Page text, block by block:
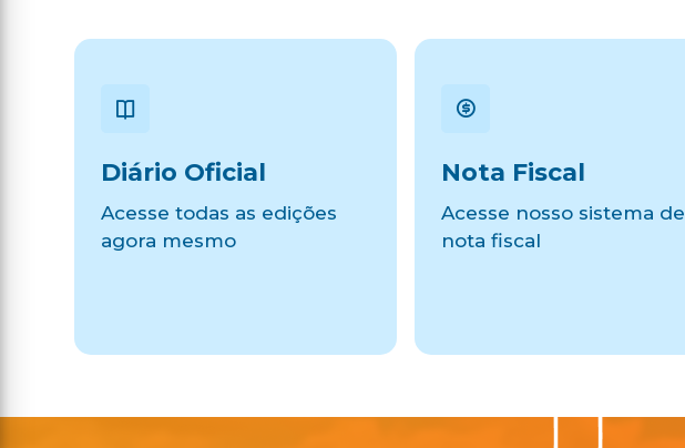
Diário Oficial
Acesse todas as edições
agora mesmo
Nota Fiscal
Acesse nosso sistema de
nota fiscal